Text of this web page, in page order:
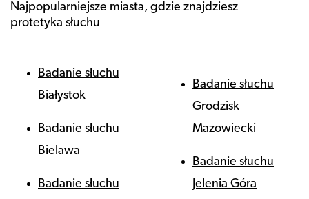
Najpopularniejsze miasta, gdzie znajdziesz
protetyka słuchu
Badanie słuchu
Białystok
Badanie słuchu
Bielawa
Badanie słuchu
Badanie słuchu
Grodzisk
Mazowiecki
Badanie słuchu
Jelenia Góra